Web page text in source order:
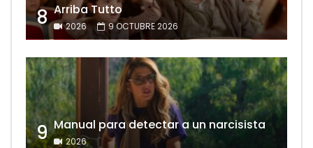
8 Arriba Tutto
2026 9 OCTUBRE 2026
9 Manual para detectar a un narcisista
2026